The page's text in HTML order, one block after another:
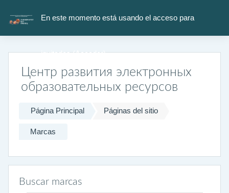
En este momento está usando el acceso para
invitados (Acceder)
Центр развития электронных
образовательных ресурсов
Página Principal Páginas del sitio
Marcas
Buscar marcas